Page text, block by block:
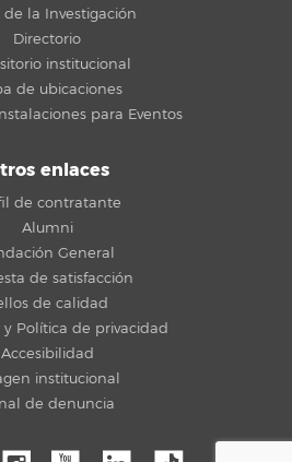
de la Investigación
Directorio
institucional
de ubicaciones
para Eventos
enlaces
de contratante
Alumni
General
de satisfacción
de calidad
y Política de privacidad
Accesibilidad
institucional
de denuncia